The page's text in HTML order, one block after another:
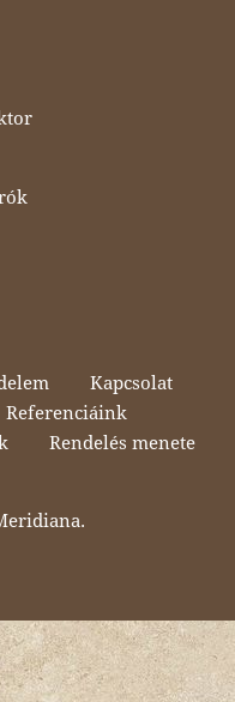
Kapcsolat
Referenciáink
Rendelés menete